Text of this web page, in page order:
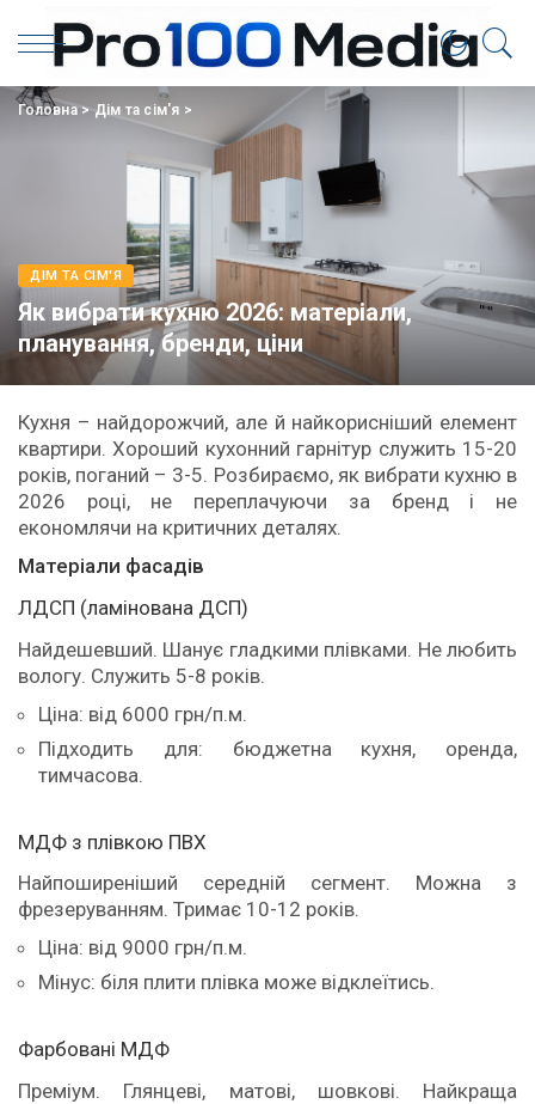
Головна> Дім та сім'я >
ДІМ ТА СІМ'Я
Як вибрати кухню 2026: матеріали,
планування, бренди, ціни
Кухня – найдорожчий, але й найкорисніший елемент
квартири. Хороший кухонний гарнітур служить 15-20
років, поганий – 3-5. Розбираємо, як вибрати кухню в
2026 році, не переплачуючи за бренд і не
економлячи на критичних деталях.
Матеріали фасадів
ЛДСП (ламінована ДСП)
Найдешевший. Шанує гладкими плівками. Не любить
вологу. Служить 5-8 років.
Ціна: від 6000 грн/п.м.
Підходить для: бюджетна кухня, оренда,
тимчасова.
МДФ з плівкою ПВХ
Найпоширеніший середній сегмент. Можна з
фрезеруванням. Тримає 10-12 років.
Ціна: від 9000 грн/п.м.
Мінус: біля плити плівка може відклеїтись.
Фарбовані МДФ
Преміум. Глянцеві, матові, шовкові. Найкраща